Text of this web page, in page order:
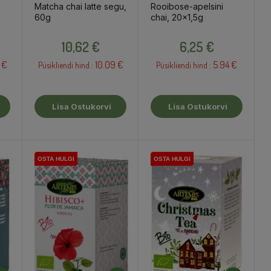
€
Matcha chai latte segu,
60g
10,62 €
Püsikliendi hind : 10.09 €
Lisa Ostukorvi
Rooibose-apelsini
chai, 20x1,5g
6,25 €
Püsikliendi hind : 5.94 €
Lisa Ostukorvi
OSTA HULGI
OSTA HULGI
OSTA HULGI OSTA HULGI
OSTA HULGI
OSTA HULGI